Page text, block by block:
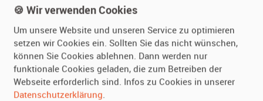
Kundenmeinungen
Vermieten
Oldtimer anmelden
Fotos senden
Fragen für Vermieter
Hilfe
Häufige Fragen (FAQ)
So funktioniert's
🍪 Wir verwenden Cookies
Um unsere Website und unseren Service zu optimieren
setzen wir Cookies ein. Sollten Sie das nicht wünschen,
können Sie Cookies ablehnen. Dann werden nur
funktionale Cookies geladen, die zum Betreiben der
Webseite erforderlich sind. Infos zu Cookies in unserer
Datenschutzerklärung.